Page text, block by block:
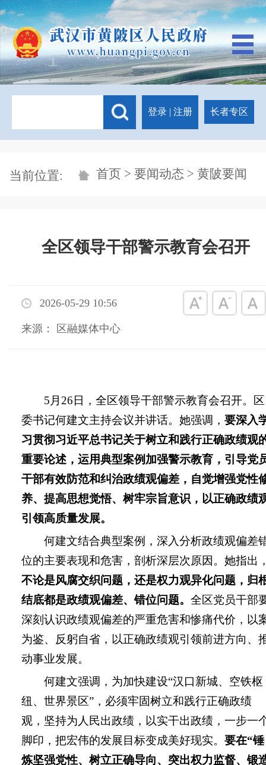
登录 | 注册 长者专区
当前位置: 首页 > 要闻动态 > 黄陂要闻
全区领导干部警示教育会召开
2026-05-29 10:56
来源： 区融媒体中心
5月26日，全区领导干部警示教育会召开。区
委书记何建文主持会议并讲话。她强调， 要深入
习贯彻习近平总书记关于树立和践行正确政绩观
重要论述，运用典型案例加强警示教育，引导党
干部有效防范和纠治政绩观偏差，自觉增强党性
养、提高思想觉悟、树牢宗旨意识，以正确政绩
引领高质量发展。
何建文结合典型案例，深入分析政绩观偏差
位的主要表现和危害，剖析深层次原因。她指出
不论是风腐交织问题，还是权力观异化问题，归
结底都是政绩观偏差、错位问题。 全区党员干部
深刻认识政绩观偏差的严重危害和惨痛代价，以
为鉴、反躬自省，以正确政绩观引领前进方向、
动事业发展。
何建文强调，为加快建设“汉口新城、空铁枢
纽、世界景区”，必须牢固树立和践行正确政绩
观，坚持为人民出政绩，以实干出政绩，一步一
脚印，把宏伟的发展目标变成美好现实。 要在“锤
炼坚强党性、树立正确导向、突出权力监督、锻